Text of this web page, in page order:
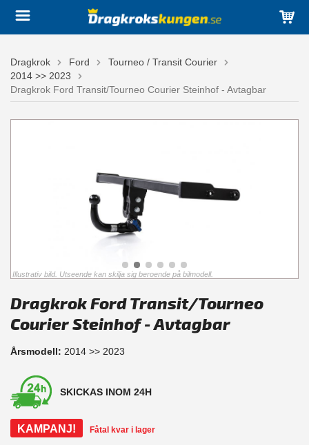
Dragkrok Ford
Tourneo / Transit Courier
2014 >> 2023
Dragkrok Ford Transit/Tourneo Courier Steinhof - Avtagbar
Illustrativ bild. Utseende kan skilja sig beroende på bilmodell.
Dragkrok Ford Transit/Tourneo
Courier Steinhof - Avtagbar
Årsmodell: 2014 >> 2023
SKICKAS INOM 24H
KAMPANJ! Fåtal kvar i lager